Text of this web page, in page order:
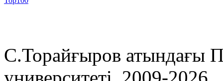
С.Торайғыров атындағы